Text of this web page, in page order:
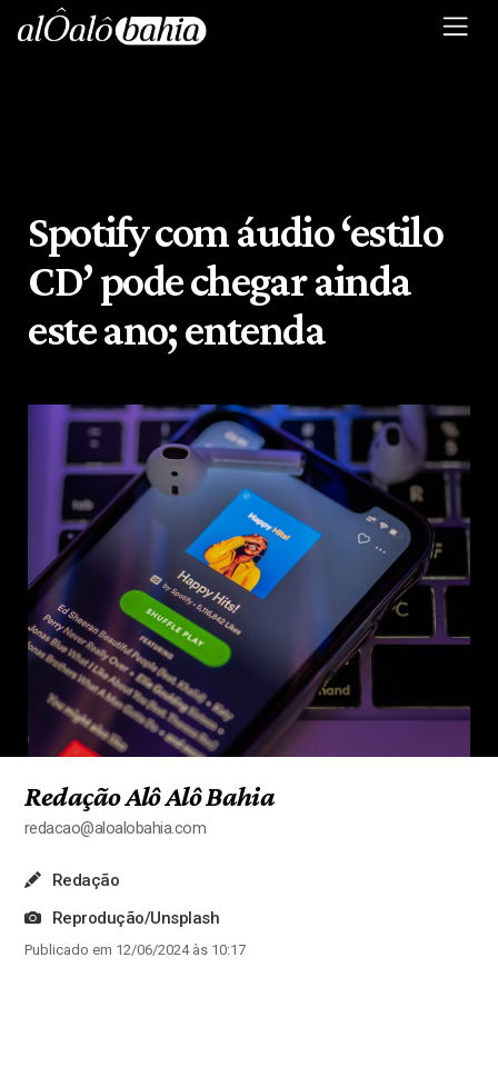
Spotify com áudio ‘estilo
CD’ pode chegar ainda
este ano; entenda
Redação Alô Alô Bahia
redacao@aloalobahia.com
Redação
Reprodução/Unsplash
Publicado em 12/06/2024 às 10:17